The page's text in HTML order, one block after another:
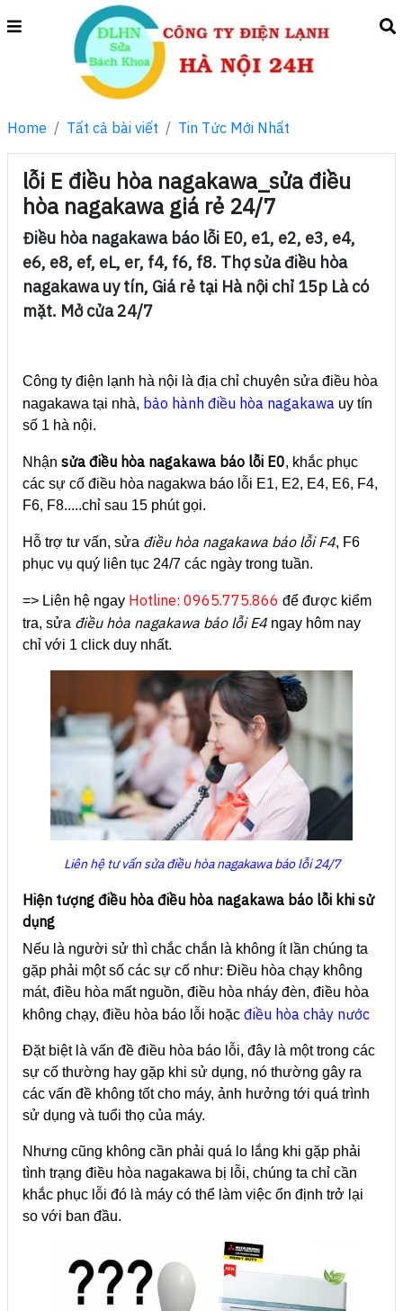
Home Tất cả bài viết Tin Tức Mới Nhất
lỗi E điều hòa nagakawa_sửa điều
hòa nagakawa giá rẻ 24/7
Điều hòa nagakawa báo lỗi E0, e1, e2, e3, e4,
e6, e8, ef, eL, er, f4, f6, f8. Thợ sửa điều hòa
nagakawa uy tín, Giá rẻ tại Hà nội chỉ 15p Là có
mặt. Mở cửa 24/7
Công ty điện lạnh hà nội là địa chỉ chuyên sửa điều hòa
nagakawa tại nhà, bảo hành điều hòa nagakawa uy tín
số 1 hà nội.
Nhận sửa điều hòa nagakawa báo lỗi E0, khắc phục
các sự cố điều hòa nagakwa báo lỗi E1, E2, E4, E6, F4,
F6, F8.....chỉ sau 15 phút gọi.
Hỗ trợ tư vấn, sửa điều hòa nagakawa báo lỗi F4, F6
phục vụ quý liên tục 24/7 các ngày trong tuần.
=> Liên hệ ngay Hotline: 0965.775.866 để được kiểm
tra, sửa điều hòa nagakawa báo lỗi E4 ngay hôm nay
chỉ với 1 click duy nhất.
Liên hệ tư vấn sửa điều hòa nagakawa báo lỗi 24/7
Hiện tượng điều hòa điều hòa nagakawa báo lỗi khi sử
dụng
Nếu là người sử thì chắc chắn là không ít lần chúng ta
gặp phải một số các sự cố như: Điều hòa chạy không
mát, điều hòa mất nguồn, điều hòa nháy đèn, điều hòa
không chạy, điều hòa báo lỗi hoặc điều hòa chảy nước
Đặt biệt là vấn đề điều hòa báo lỗi, đây là một trong các
sự cố thường hay gặp khi sử dụng, nó thường gây ra
các vấn đề không tốt cho máy, ảnh hưởng tới quá trình
sử dụng và tuổi thọ của máy.
Nhưng cũng không cần phải quá lo lắng khi gặp phải
tình trạng điều hòa nagakawa bị lỗi, chúng ta chỉ cần
khắc phục lỗi đó là máy có thể làm việc ổn định trở lại
so với ban đầu.